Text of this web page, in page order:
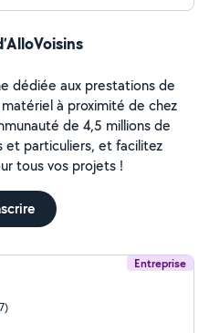
dédiée aux prestations de
à proximité de chez
de 4,5 millions de
et particuliers, et facilitez
tous vos projets !
Entreprise